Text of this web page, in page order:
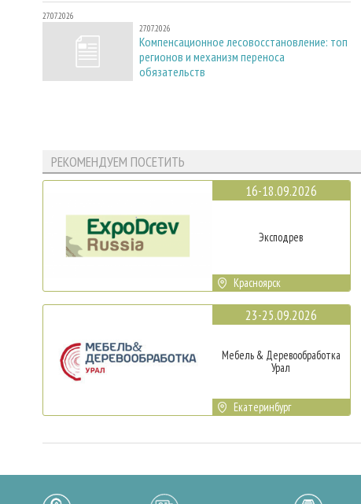
27.07.2026
27.07.2026
Компенсационное лесовосстановление: топ
регионов и механизм переноса
обязательств
РЕКОМЕНДУЕМ ПОСЕТИТЬ
16-18.09.2026
Эксподрев
Красноярск
23-25.09.2026
Мебель & Деревообработка
Урал
Екатеринбург